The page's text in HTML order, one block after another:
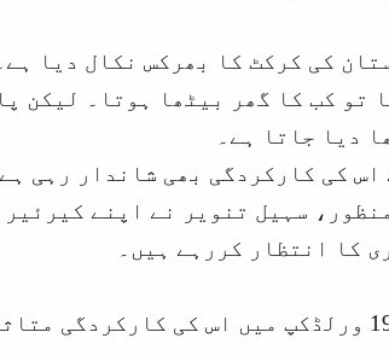
کی کرکٹ کا بھرکس نکال دیا
تو کب کا گھر بیٹھا ہوتا۔ لیکن
دیا جاتا ہے۔
کی کارکردگی بھی شاندار رہی
سہیل تنویر نے اپنے
کا انتظار کررہے ہیں۔
حماد اعظم ایک بہترین آل راؤنڈر ہے۔ انڈر 19